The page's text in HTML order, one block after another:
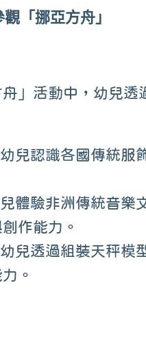
「挪亞方舟」
」活動中，幼兒
兒認識各國傳統
體驗非洲傳統音樂
作能力。
兒透過組裝天秤
。
苑商場地下